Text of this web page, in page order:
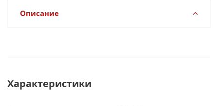
Описание
Характеристики